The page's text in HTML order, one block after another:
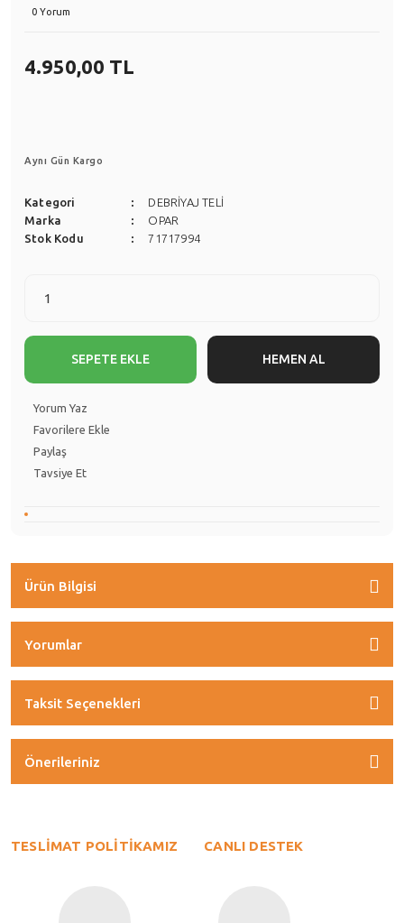
0 Yorum
4.950,00 TL
Aynı Gün Kargo
Kategori
DEBRİYAJ TELİ
Marka
OPAR
Stok Kodu
71717994
SEPETE EKLE HEMEN AL
Yorum Yaz
Paylaş
Tavsiye Et
Ürün Bilgisi
Yorumlar
Taksit Seçenekleri
Önerileriniz
TESLİMAT POLİTİKAMIZ CANLI DESTEK